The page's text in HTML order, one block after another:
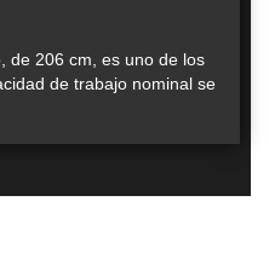
de 206 cm, es uno de los
de trabajo nominal se